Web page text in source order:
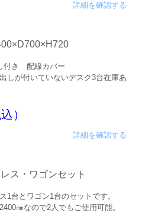
詳細を確認する
付き 配線カバー
しが付いていないデスク3台在庫あ
）
詳細を確認する
ス・ワゴンセット
1台とワゴン1台のセットです。
㎜なので2人でもご使用可能。